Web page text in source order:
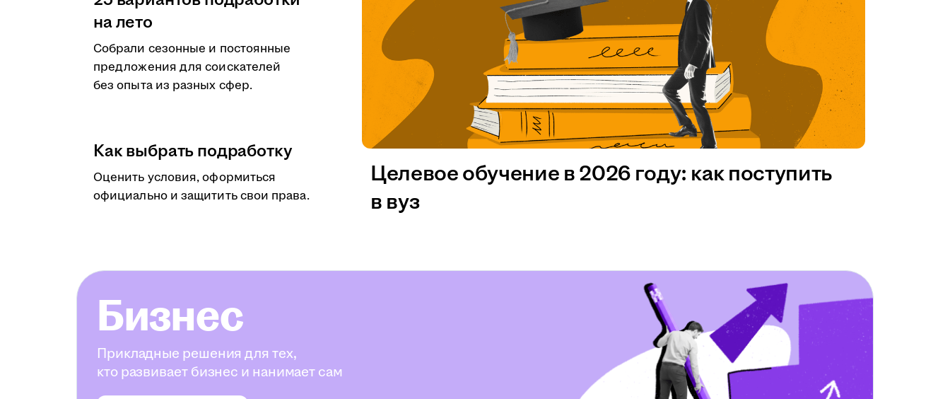
на лето
Собрали сезонные и постоянные
предложения для соискателей
без опыта из разных сфер.
Как выбрать подработку
Оценить условия, оформиться
официально и защитить свои права.
Целевое обучение в 2026 году: как поступить
в вуз
Бизнес
Прикладные решения для тех,
кто развивает бизнес и нанимает сам